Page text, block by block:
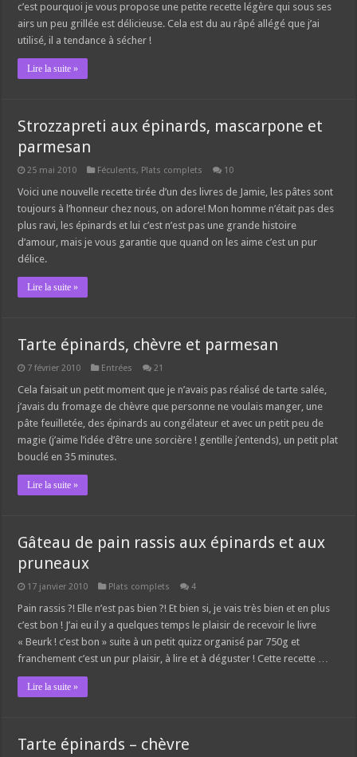
c’est pourquoi je vous propose une petite recette légère qui sous ses
airs un peu grillée est délicieuse. Cela est du au râpé allégé que j’ai
utilisé, il a tendance à sécher !
Lire la suite »
Strozzapreti aux épinards, mascarpone et
parmesan
25 mai 2010 Féculents, Plats complets 10
Voici une nouvelle recette tirée d’un des livres de Jamie, les pâtes sont
toujours à l’honneur chez nous, on adore! Mon homme n’était pas des
plus ravi, les épinards et lui c’est n’est pas une grande histoire
d’amour, mais je vous garantie que quand on les aime c’est un pur
délice.
Lire la suite »
Tarte épinards, chèvre et parmesan
7 février 2010 Entrées 21
Cela faisait un petit moment que je n’avais pas réalisé de tarte salée,
j’avais du fromage de chèvre que personne ne voulais manger, une
pâte feuilletée, des épinards au congélateur et avec un petit peu de
magie (j’aime l’idée d’être une sorcière ! gentille j’entends), un petit plat
bouclé en 35 minutes.
Lire la suite »
Gâteau de pain rassis aux épinards et aux
pruneaux
17 janvier 2010 Plats complets 4
Pain rassis ?! Elle n’est pas bien ?! Et bien si, je vais très bien et en plus
c’est bon ! J’ai eu il y a quelques temps le plaisir de recevoir le livre
« Beurk ! c’est bon » suite à un petit quizz organisé par 750g et
franchement c’est un pur plaisir, à lire et à déguster ! Cette recette …
Lire la suite »
Tarte épinards – chèvre